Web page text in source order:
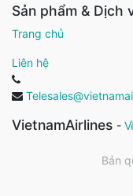
Sản phẩm & Dịch
Trang chủ
Liên hệ
VietnamAirlines -
Bản